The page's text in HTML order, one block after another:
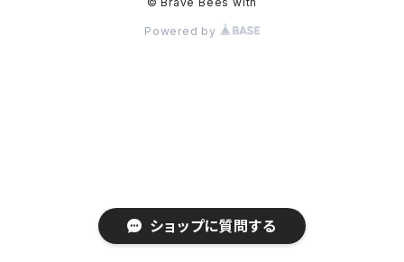
Powered by
ショップに質問する